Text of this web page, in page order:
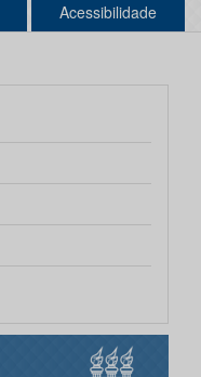
Acessibilidade